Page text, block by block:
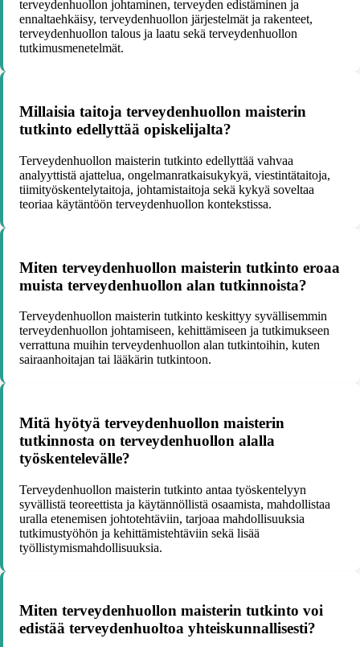
terveydenhuollon johtaminen, terveyden edistäminen ja
ennaltaehkäisy, terveydenhuollon järjestelmät ja rakenteet,
terveydenhuollon talous ja laatu sekä terveydenhuollon
tutkimusmenetelmät.
Millaisia taitoja terveydenhuollon maisterin
tutkinto edellyttää opiskelijalta?
Terveydenhuollon maisterin tutkinto edellyttää vahvaa
analyyttistä ajattelua, ongelmanratkaisukykyä, viestintätaitoja,
tiimityöskentelytaitoja, johtamistaitoja sekä kykyä soveltaa
teoriaa käytäntöön terveydenhuollon kontekstissa.
Miten terveydenhuollon maisterin tutkinto eroaa
muista terveydenhuollon alan tutkinnoista?
Terveydenhuollon maisterin tutkinto keskittyy syvällisemmin
terveydenhuollon johtamiseen, kehittämiseen ja tutkimukseen
verrattuna muihin terveydenhuollon alan tutkintoihin, kuten
sairaanhoitajan tai lääkärin tutkintoon.
Mitä hyötyä terveydenhuollon maisterin
tutkinnosta on terveydenhuollon alalla
työskentelevälle?
Terveydenhuollon maisterin tutkinto antaa työskentelyyn
syvällistä teoreettista ja käytännöllistä osaamista, mahdollistaa
uralla etenemisen johtotehtäviin, tarjoaa mahdollisuuksia
tutkimustyöhön ja kehittämistehtäviin sekä lisää
työllistymismahdollisuuksia.
Miten terveydenhuollon maisterin tutkinto voi
edistää terveydenhuoltoa yhteiskunnallisesti?